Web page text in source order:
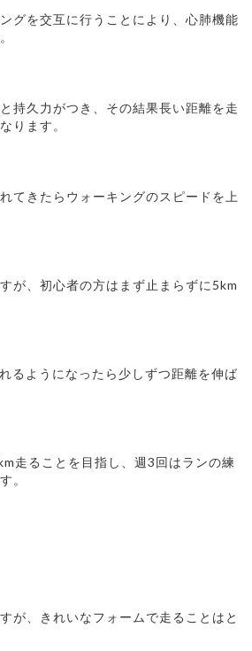
グを交互に行うことにより、心肺機能
持久力がつき、その結果長い距離を走
ります。
てきたらウォーキングのスピードを上
が、初心者の方はまず止まらずに5km
るようになったら少しずつ距離を伸ば
走ることを目指し、週3回はランの練
。
が、きれいなフォームで走ることはと